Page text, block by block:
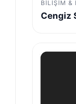
BILIŞIM &
Cengiz